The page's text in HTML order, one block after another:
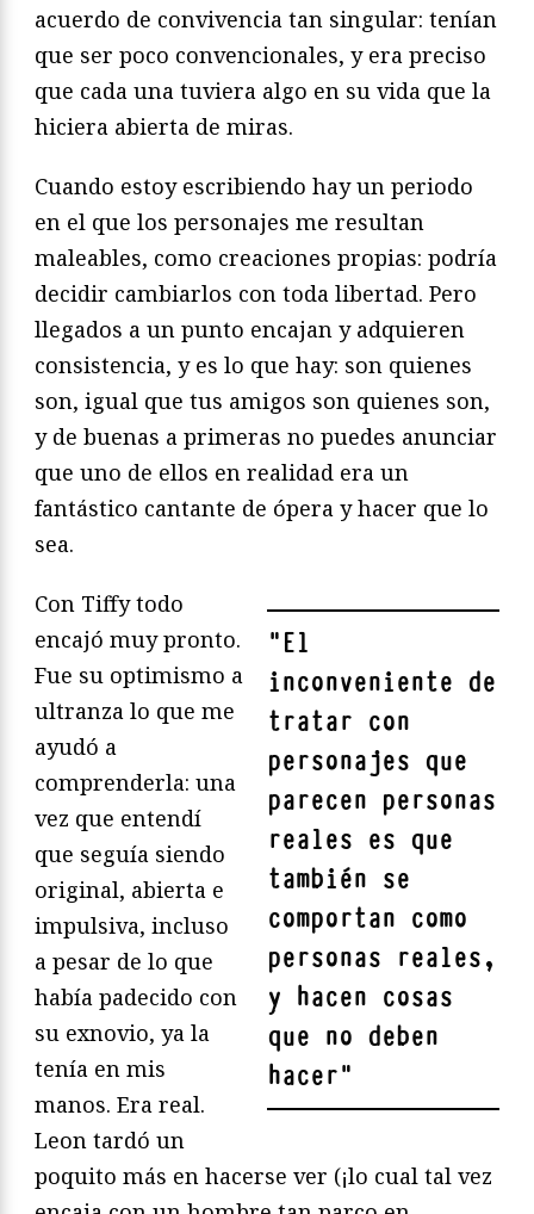
acuerdo de convivencia tan singular: tenían
que ser poco convencionales, y era preciso
que cada una tuviera algo en su vida que la
hiciera abierta de miras.
Cuando estoy escribiendo hay un periodo
en el que los personajes me resultan
maleables, como creaciones propias: podría
decidir cambiarlos con toda libertad. Pero
llegados a un punto encajan y adquieren
consistencia, y es lo que hay: son quienes
son, igual que tus amigos son quienes son,
y de buenas a primeras no puedes anunciar
que uno de ellos en realidad era un
fantástico cantante de ópera y hacer que lo
sea.
"El
inconveniente de
tratar con
personajes que
parecen personas
reales es que
también se
comportan como
personas reales,
y hacen cosas
que no deben
hacer"
Con Tiffy todo
encajó muy pronto.
Fue su optimismo a
ultranza lo que me
ayudó a
comprenderla: una
vez que entendí
que seguía siendo
original, abierta e
impulsiva, incluso
a pesar de lo que
había padecido con
su exnovio, ya la
tenía en mis
manos. Era real.
Leon tardó un
poquito más en hacerse ver (¡lo cual tal vez